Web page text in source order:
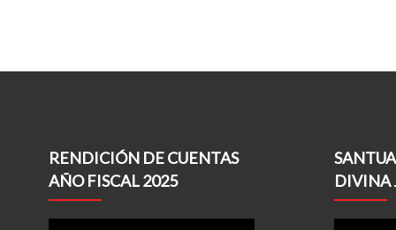
RENDICIÓN DE CUENTAS
AÑO FISCAL 2025
DIVINA